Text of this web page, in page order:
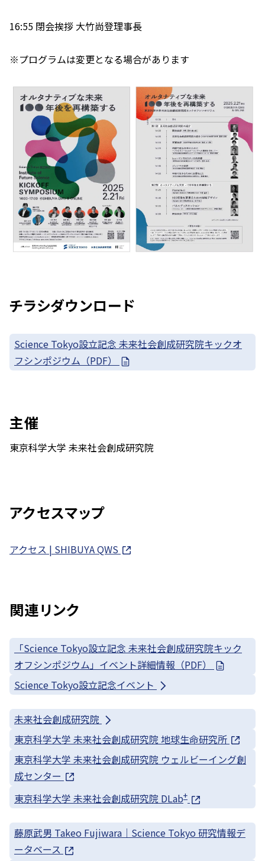
16:55 閉会挨拶 大竹尚登理事長
※プログラムは変更となる場合があります
チラシダウンロード
Science Tokyo設立記念 未来社会創成研究院キックオ
フシンポジウム（PDF）
主催
東京科学大学 未来社会創成研究院
アクセスマップ
アクセス | SHIBUYA QWS
関連リンク
「Science Tokyo設立記念 未来社会創成研究院キック
オフシンポジウム」イベント詳細情報（PDF）
Science Tokyo設立記念イベント
未来社会創成研究院
東京科学大学 未来社会創成研究院 地球生命研究所
東京科学大学 未来社会創成研究院 ウェルビーイング創
成センター
東京科学大学 未来社会創成研究院 DLab+
藤原武男 Takeo Fujiwara｜Science Tokyo 研究情報デ
ータベース